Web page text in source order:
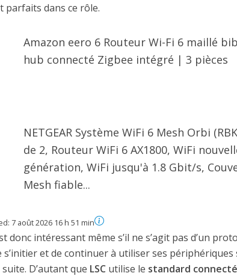
parfaits dans ce rôle.
Amazon eero 6 Routeur Wi-Fi 6 maillé
hub connecté Zigbee intégré | 3 pièces
NETGEAR Système WiFi 6 Mesh Orbi
de 2, Routeur WiFi 6 AX1800, WiFi
génération, WiFi jusqu'à 1.8 Gbit/s,
Mesh fiable...
7 août 2026 16 h 51 min
donc intéressant même s’il ne s’agit pas d’un
et de continuer à utiliser ses
D’autant que LSCutilise le standard